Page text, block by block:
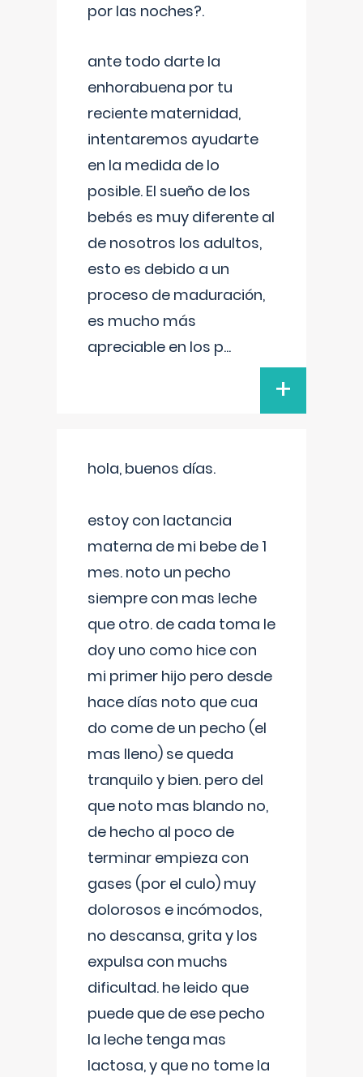
por las noches?.
ante todo darte la
enhorabuena por tu
reciente maternidad,
intentaremos ayudarte
en la medida de lo
posible. El sueño de los
bebés es muy diferente al
de nosotros los adultos,
esto es debido a un
proceso de maduración,
es mucho más
apreciable en los p...
+
hola, buenos días.
estoy con lactancia
materna de mi bebe de 1
mes. noto un pecho
siempre con mas leche
que otro. de cada toma le
doy uno como hice con
mi primer hijo pero desde
hace días noto que cua
do come de un pecho (el
mas lleno) se queda
tranquilo y bien. pero del
que noto mas blando no,
de hecho al poco de
terminar empieza con
gases (por el culo) muy
dolorosos e incómodos,
no descansa, grita y los
expulsa con muchs
dificultad. he leido que
puede que de ese pecho
la leche tenga mas
lactosa, y que no tome la